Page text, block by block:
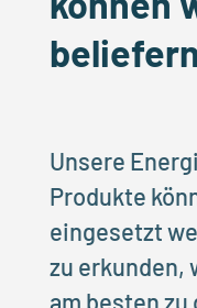
Unsere
Produkte
eingesetzt
zu erkunden,
am besten